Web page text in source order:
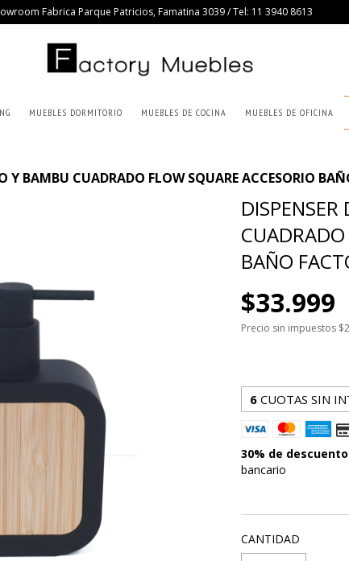
Fabrica Parque Patricios, Famatina 3039 / Tel: 11 3940 8613
MUEBLES DORMITORIO MUEBLES DE COCINA MUEBLES DE OFICINA
Y BAMBU CUADRADO FLOW SQUARE ACCESORIO
BAÑO
$33.999
Precio sin impuestos
6 CUOTAS SIN
30% de descuento
bancario
CANTIDAD